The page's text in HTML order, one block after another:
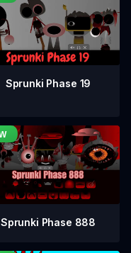
Sprunki Phase 19
Sprunki Phase 888